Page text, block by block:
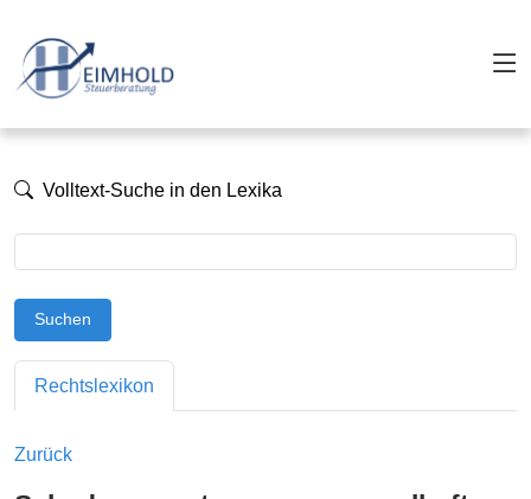
Volltext-Suche in den Lexika
Suchen
Rechtslexikon
Zurück